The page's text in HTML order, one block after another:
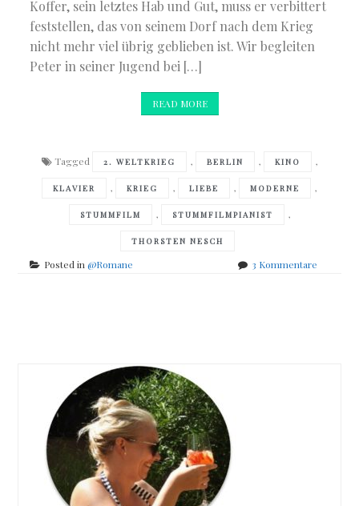
Koffer, sein letztes Hab und Gut, muss er verbittert
feststellen, das von seinem Dorf nach dem Krieg
nicht mehr viel übrig geblieben ist. Wir begleiten
Peter in seiner Jugend bei […]
READ MORE
Tagged 2. WELTKRIEG , BERLIN , KINO ,
KLAVIER , KRIEG , LIEBE , MODERNE ,
STUMMFILM , STUMMFILMPIANIST ,
THORSTEN NESCH
Posted in@Romane 3 Kommentarezu
navigation